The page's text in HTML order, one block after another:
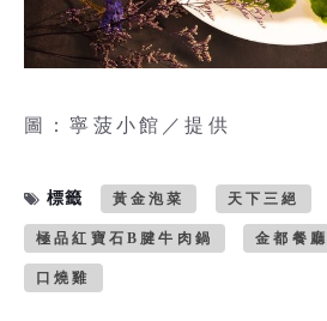
圖：寧菠小館／提供
標籤 黃金泡菜 天下三絕
極品紅寶石B腱牛肉鍋 金都餐廳
口燒雞